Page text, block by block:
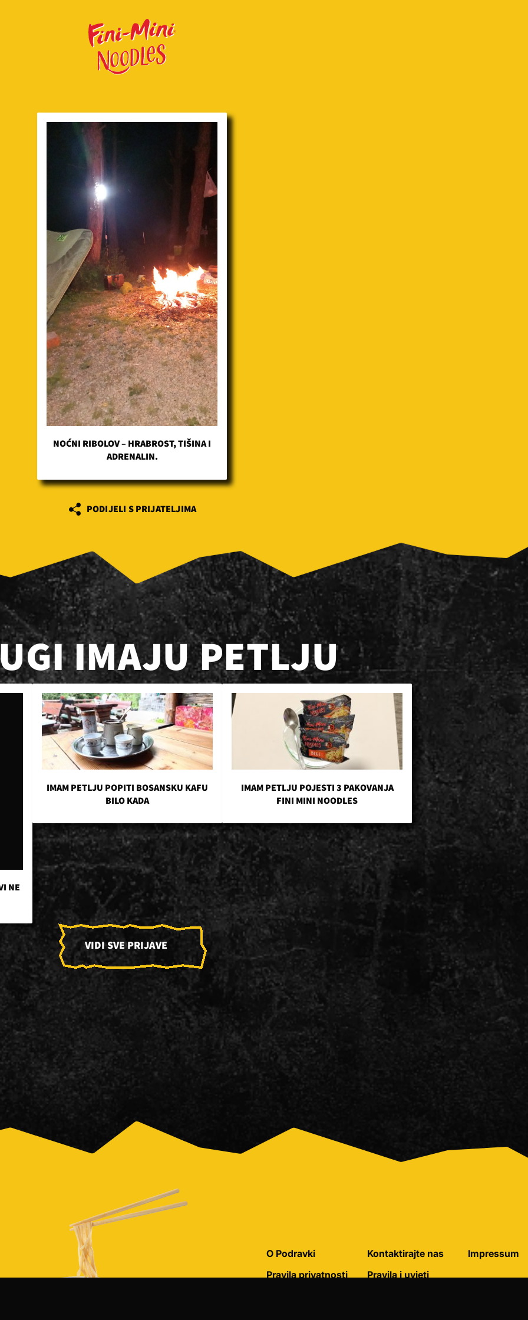
NOĆNI RIBOLOV – HRABROST, TIŠINA I
ADRENALIN.
PODIJELI S PRIJATELJIMA
IMAJU PETLJU
NE
IMAM PETLJU POPITI BOSANSKU KAFU
BILO KADA
IMAM PETLJU POJESTI 3 PAKOVANJA
FINI MINI NOODLES
VIDI SVE PRIJAVE
O Podravki
Pravila privatnosti
Kontaktirajte nas
Pravila i uvjeti
Impressum